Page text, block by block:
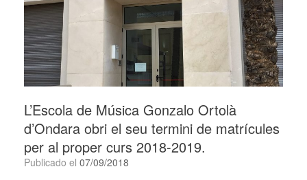
L’Escola de Música Gonzalo Ortolà
d’Ondara obri el seu termini de matrícules
per al proper curs 2018-2019.
Publicado el 07/09/2018